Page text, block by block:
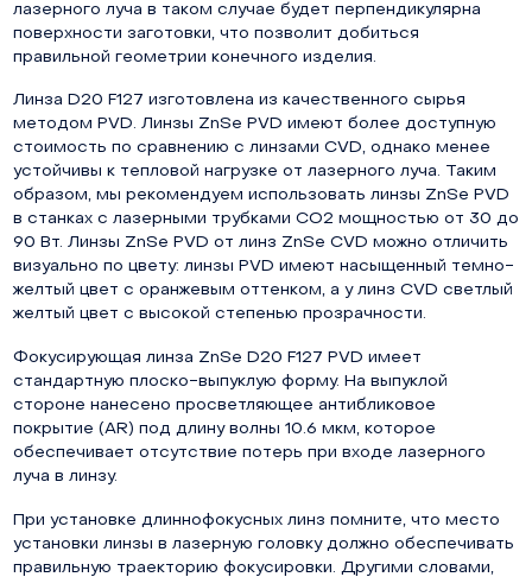
лазерного луча в таком случае будет перпендикулярна
поверхности заготовки, что позволит добиться
правильной геометрии конечного изделия.
Линза D20 F127 изготовлена из качественного сырья
методом PVD. Линзы ZnSe PVD имеют более доступную
стоимость по сравнению с линзами CVD, однако менее
устойчивы к тепловой нагрузке от лазерного луча. Таким
образом, мы рекомендуем использовать линзы ZnSe PVD
в станках с лазерными трубками СО2 мощностью от 30 до
90 Вт. Линзы ZnSe PVD от линз ZnSe CVD можно отличить
визуально по цвету: линзы PVD имеют насыщенный темно-
желтый цвет с оранжевым оттенком, а у линз CVD светлый
желтый цвет с высокой степенью прозрачности.
Фокусирующая линза ZnSe D20 F127 PVD имеет
стандартную плоско-выпуклую форму. На выпуклой
стороне нанесено просветляющее антибликовое
покрытие (AR) под длину волны 10.6 мкм, которое
обеспечивает отсутствие потерь при входе лазерного
луча в линзу.
При установке длиннофокусных линз помните, что место
установки линзы в лазерную головку должно обеспечивать
правильную траекторию фокусировки. Другими словами,